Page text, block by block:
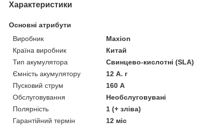
Характеристики
Основні атрибути
Виробник
Maxion
Країна виробник
Китай
Тип акумулятора
Свинцево-кислотні (SLA)
Ємність акумулятору
12 А. г
Пусковий струм
160 А
Обслуговування
Необслуговувані
Полярність
1 (+ зліва)
Гарантійний термін
12 міс